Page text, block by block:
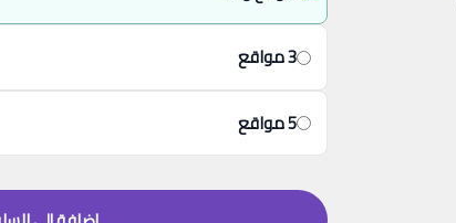
3 مواقع
5 مواقع
Maker
Pro